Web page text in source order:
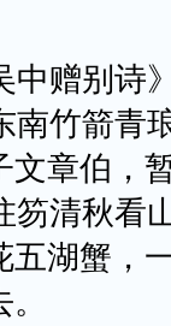
赠别诗
竹箭青
章伯，
清秋看
五湖蟹，